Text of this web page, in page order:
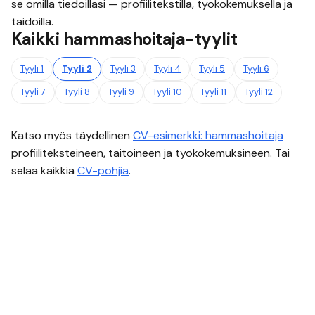
se omilla tiedoillasi — profiilitekstillä, työkokemuksella ja
taidoilla.
Kaikki hammashoitaja-tyylit
Tyyli 1 Tyyli 2 Tyyli 3 Tyyli 4 Tyyli 5 Tyyli 6
Tyyli 7 Tyyli 8 Tyyli 9 Tyyli 10 Tyyli 11 Tyyli 12
Katso myös täydellinen CV-esimerkki: hammashoitaja
profiiliteksteineen, taitoineen ja työkokemuksineen. Tai
selaa kaikkia CV-pohjia.